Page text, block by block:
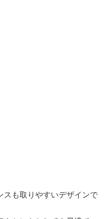
も取りやすいデザインで